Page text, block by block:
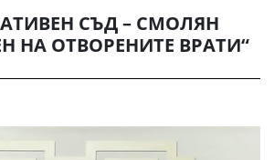
СЪД – СМОЛЯН
НА ОТВОРЕНИТЕ ВРАТИ“